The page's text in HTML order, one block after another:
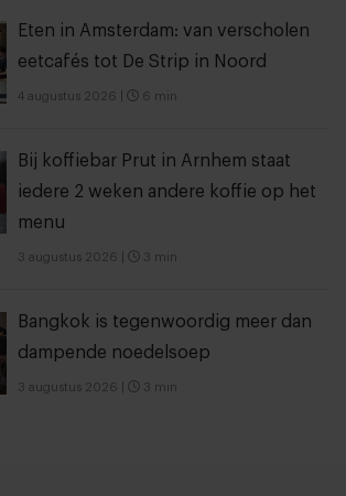
Eten in Amsterdam: van verscholen
eetcafés tot De Strip in Noord
4 augustus 2026 6 min
Bij koffiebar Prut in Arnhem staat
iedere 2 weken andere koffie op het
menu
3 augustus 2026 3 min
Bangkok is tegenwoordig meer dan
dampende noedelsoep
3 augustus 2026 3 min